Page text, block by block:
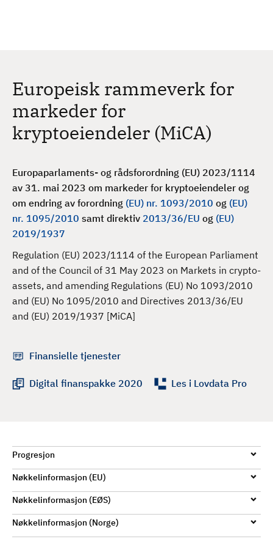
Europeisk rammeverk for
markeder for
kryptoeiendeler (MiCA)
Europaparlaments- og rådsforordning (EU) 2023/1114
av 31. mai 2023 om markeder for kryptoeiendeler og
om endring av forordning (EU) nr. 1093/2010 og (EU)
nr. 1095/2010 samt direktiv 2013/36/EU og (EU)
2019/1937
Regulation (EU) 2023/1114 of the European Parliament
and of the Council of 31 May 2023 on Markets in crypto-
assets, and amending Regulations (EU) No 1093/2010
and (EU) No 1095/2010 and Directives 2013/36/EU
and (EU) 2019/1937 [MiCA]
Finansielle tjenester
Digital finanspakke 2020 Les i Lovdata Pro
Progresjon
Nøkkelinformasjon (EU)
Nøkkelinformasjon (EØS)
Nøkkelinformasjon (Norge)